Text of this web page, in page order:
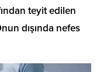
teyit edilen
dışında nefes